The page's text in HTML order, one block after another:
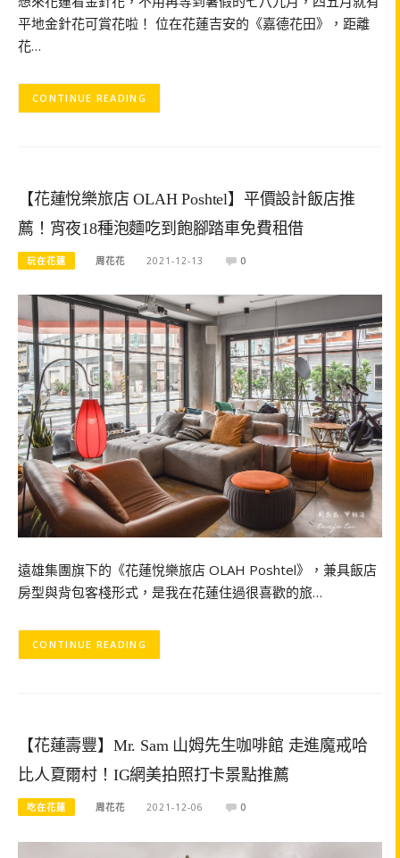
平地金針花可賞花啦！ 位在花蓮吉安的《嘉德花田》，距離
花…
CONTINUE READING
【花蓮悅樂旅店 OLAH Poshtel】平價設計飯店推
薦！宵夜18種泡麵吃到飽腳踏車免費租借
玩在花蓮 周花花 2021-12-13 0
遠雄集團旗下的《花蓮悅樂旅店 OLAH Poshtel》，兼具飯店
房型與背包客棧形式，是我在花蓮住過很喜歡的旅…
CONTINUE READING
【花蓮壽豐】Mr. Sam 山姆先生咖啡館 走進魔戒哈
比人夏爾村！IG網美拍照打卡景點推薦
吃在花蓮 周花花 2021-12-06 0